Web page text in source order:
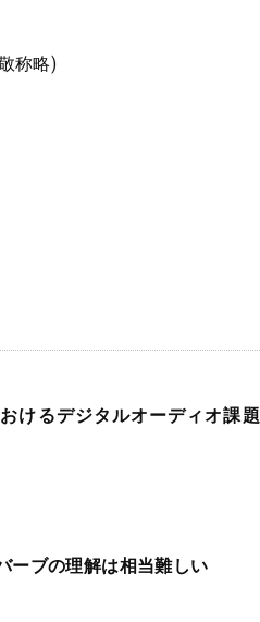
称略)
おけるデジタルオーディオ課題
ーブの理解は相当難しい